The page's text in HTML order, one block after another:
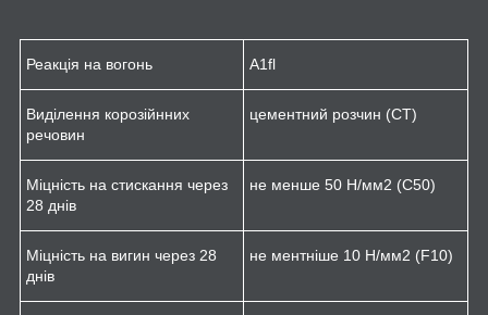
Реакція на вогонь A1fl
Виділення корозійнних
речовин
цементний розчин (CT)
Міцність на стискання через
28 днів
не менше 50 Н/мм2 (C50)
Міцність на вигин через 28
днів
не ментніше 10 Н/мм2 (F10)